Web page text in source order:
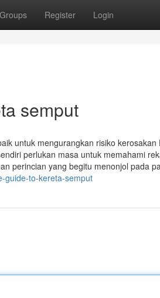
Groups Register Login
semput
untuk mengurangkan risiko
perlukan masa untuk memahami
perincian yang begitu menonjol pada
guide-to-kereta-semput